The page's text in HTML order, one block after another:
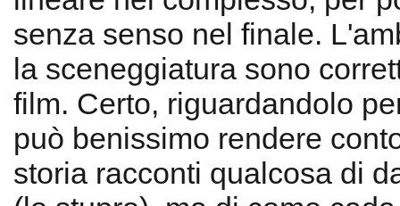
senza senso nel finale.
la sceneggiatura sono
film. Certo, riguardandolo
può benissimo rendere
storia racconti qualcosa di